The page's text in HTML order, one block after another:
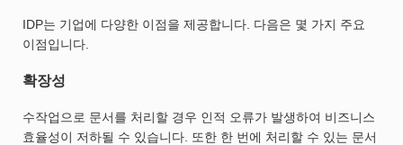
IDP는 기업에 다양한 이점을 제공합니다. 다음은 몇 가지 주요
이점입니다.
확장성
수작업으로 문서를 처리할 경우 인적 오류가 발생하여 비즈니스
효율성이 저하될 수 있습니다. 또한 한 번에 처리할 수 있는 문서